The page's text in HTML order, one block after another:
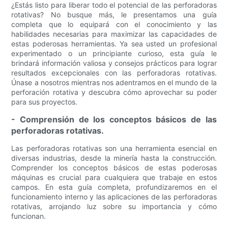
¿Estás listo para liberar todo el potencial de las perforadoras
rotativas? No busque más, le presentamos una guía
completa que lo equipará con el conocimiento y las
habilidades necesarias para maximizar las capacidades de
estas poderosas herramientas. Ya sea usted un profesional
experimentado o un principiante curioso, esta guía le
brindará información valiosa y consejos prácticos para lograr
resultados excepcionales con las perforadoras rotativas.
Únase a nosotros mientras nos adentramos en el mundo de la
perforación rotativa y descubra cómo aprovechar su poder
para sus proyectos.
- Comprensión de los conceptos básicos de las
perforadoras rotativas.
Las perforadoras rotativas son una herramienta esencial en
diversas industrias, desde la minería hasta la construcción.
Comprender los conceptos básicos de estas poderosas
máquinas es crucial para cualquiera que trabaje en estos
campos. En esta guía completa, profundizaremos en el
funcionamiento interno y las aplicaciones de las perforadoras
rotativas, arrojando luz sobre su importancia y cómo
funcionan.